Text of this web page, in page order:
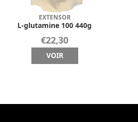
EXTENSOR
L-glutamine 100 440g
€22,30
VOIR